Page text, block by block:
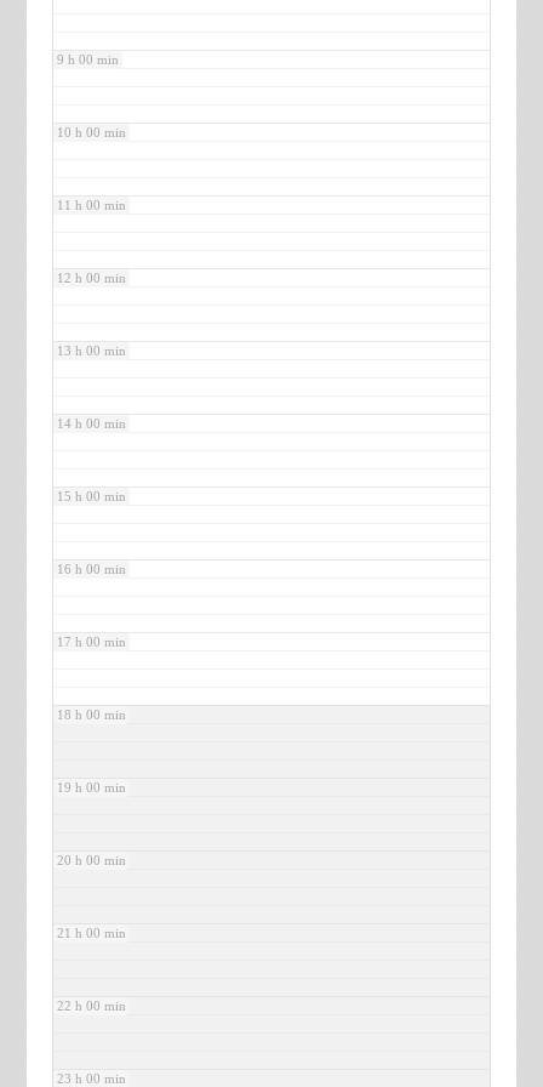
9 h 00 min
10 h 00 min
11 h 00 min
12 h 00 min
13 h 00 min
14 h 00 min
15 h 00 min
16 h 00 min
17 h 00 min
18 h 00 min
19 h 00 min
20 h 00 min
21 h 00 min
22 h 00 min
23 h 00 min